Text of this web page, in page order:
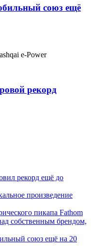
союз ещё
рекорд
рекорд ещё до
произведение
пикапа Fathom
собственным брендом,
союз ещё на 20